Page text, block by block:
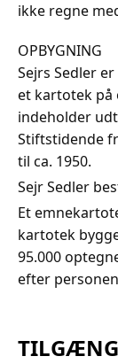
ikke regne
OPBYGNING
Sejrs Sedler
et kartotek på
indeholder
Stiftstidende
til ca. 1950.
Sejr Sedler
Et
kartotek
95.000
efter